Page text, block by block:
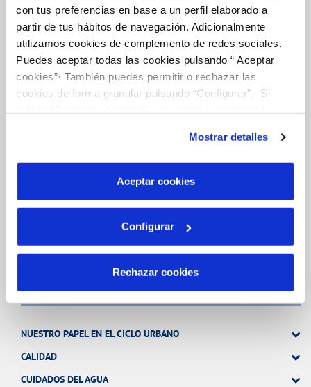
con tus preferencias en base a un perfil elaborado a
partir de tus hábitos de navegación. Adicionalmente
utilizamos cookies de complemento de redes sociales.
Puedes aceptar todas las cookies pulsando “ Aceptar
cookies”· También puedes permitir o rechazar las
cookies de forma granular pulsando “Configurar”. Si
son indispensables para que el sitio web funcione y que
por tanto no se pueden desactivar. Puedes consultar
más información en nuestraPolítica de Cookies
Mostrar detalles
Aceptar cookies
Configurar
Rechazar cookies
INCIDENCIAS
TODAS LAS GESTIONES
OTRAS GESTIONES
ATENCIÓN AL CLIENTE
COMPROMISO DE SERVICIO
NUESTRO PAPEL EN EL CICLO URBANO
CALIDAD
CUIDADOS DEL AGUA